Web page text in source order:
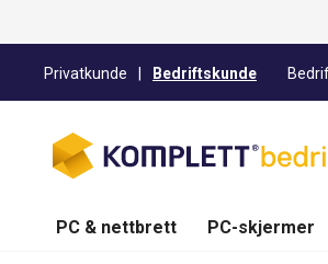
Privatkunde Bedriftskunde
PC & nettbrett PC-skjermer